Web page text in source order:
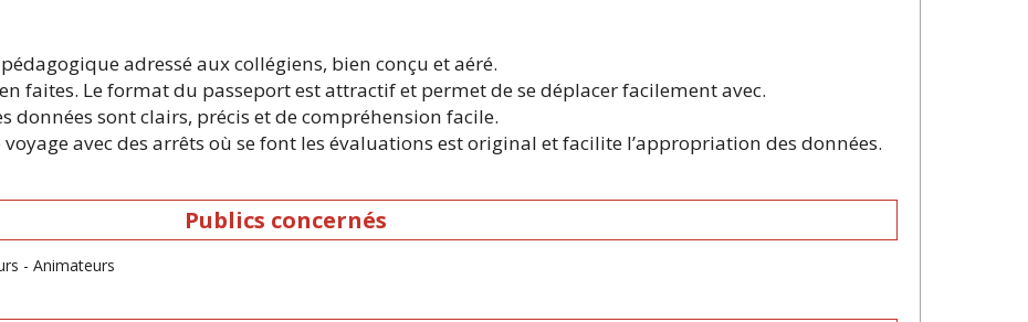
adressé aux collégiens, bien conçu et aéré.
faites. Le format du passeport est attractif et permet de se déplacer facilement avec.
données sont clairs, précis et de compréhension facile.
avec des arrêts où se font les évaluations est original et facilite l’appropriation des données.
Publics concernés
- Animateurs